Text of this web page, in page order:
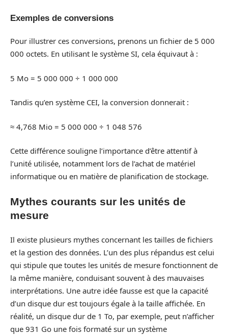
Exemples de conversions
Pour illustrer ces conversions, prenons un fichier de 5 000
000 octets. En utilisant le système SI, cela équivaut à :
5 Mo = 5 000 000 ÷ 1 000 000
Tandis qu’en système CEI, la conversion donnerait :
≈ 4,768 Mio = 5 000 000 ÷ 1 048 576
Cette différence souligne l’importance d’être attentif à
l’unité utilisée, notamment lors de l’achat de matériel
informatique ou en matière de planification de stockage.
Mythes courants sur les unités de
mesure
Il existe plusieurs mythes concernant les tailles de fichiers
et la gestion des données. L’un des plus répandus est celui
qui stipule que toutes les unités de mesure fonctionnent de
la même manière, conduisant souvent à des mauvaises
interprétations. Une autre idée fausse est que la capacité
d’un disque dur est toujours égale à la taille affichée. En
réalité, un disque dur de 1 To, par exemple, peut n’afficher
que 931 Go une fois formaté sur un système